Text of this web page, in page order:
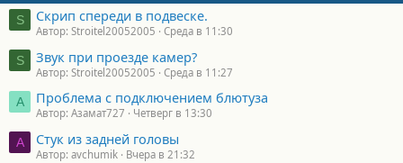
S Скрип спереди в подвеске.
Автор: Stroitel20052005 Среда в 11:30
S Звук при проезде камер?
Автор: Stroitel20052005 Среда в 11:27
А Проблема с подключением блютуза
Автор: Азамат727 Четверг в 13:30
A Стук из задней головы
Автор: avchumik Вчера в 21:32